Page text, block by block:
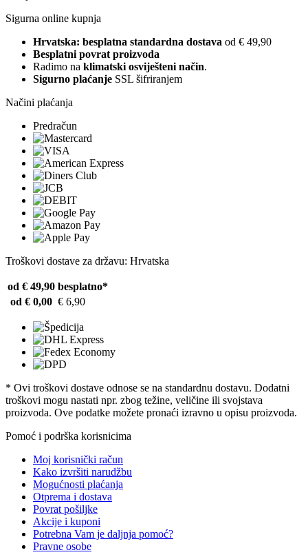
Sigurna online kupnja
Hrvatska: besplatna standardna dostava od € 49,90
Besplatni povrat proizvoda
Radimo na klimatski osviješteni način.
Sigurno plaćanje SSL šifriranjem
Načini plaćanja
Predračun
Troškovi dostave za državu: Hrvatska
od € 49,90 besplatno*
od € 0,00 € 6,90
* Ovi troškovi dostave odnose se na standardnu ​​dostavu. Dodatni
troškovi mogu nastati npr. zbog težine, veličine ili svojstava
proizvoda. Ove podatke možete pronaći izravno u opisu proizvoda.
Pomoć i podrška korisnicima
Moj korisnički račun
Kako izvršiti narudžbu
Mogućnosti plaćanja
Otprema i dostava
Povrat pošiljke
Akcije i kuponi
Potrebna Vam je daljnja pomoć?
Pravne osobe